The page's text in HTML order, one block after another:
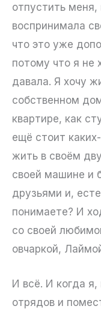
отпустить
воспринимала
что это уже
потому что я не
давала. Я хочу
собственном
квартире, как
ещё стоит
жить в своём
своей машине и
друзьями и,
понимаете? И
со своей
овчаркой,
И всё. И когда я,
отрядов и